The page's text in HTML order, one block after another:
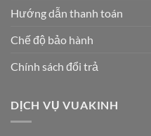
Hướng dẫn thanh toán
Chế độ bảo hành
Chính sách đổi trả
DỊCH VỤ VUAKINH